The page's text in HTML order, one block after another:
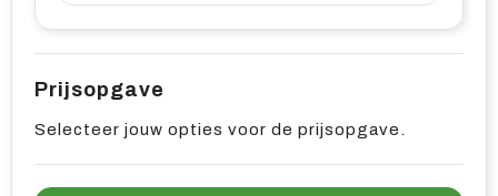
Prijsopgave
Selecteer jouw opties voor de prijsopgave.